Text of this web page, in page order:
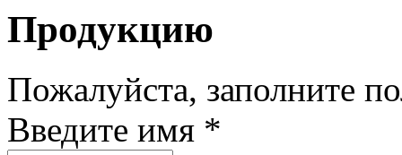
Продукцию
Пожалуйста, заполните
Введите имя *